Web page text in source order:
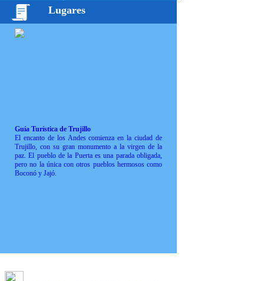
Lugares
Guía Turística de Trujillo
El encanto de los Andes comienza en la ciudad de
Trujillo, con su gran monumento a la virgen de la
paz. El pueblo de la Puerta es una parada obligada,
pero no la única con otros pueblos hermosos como
Boconó y Jajó.